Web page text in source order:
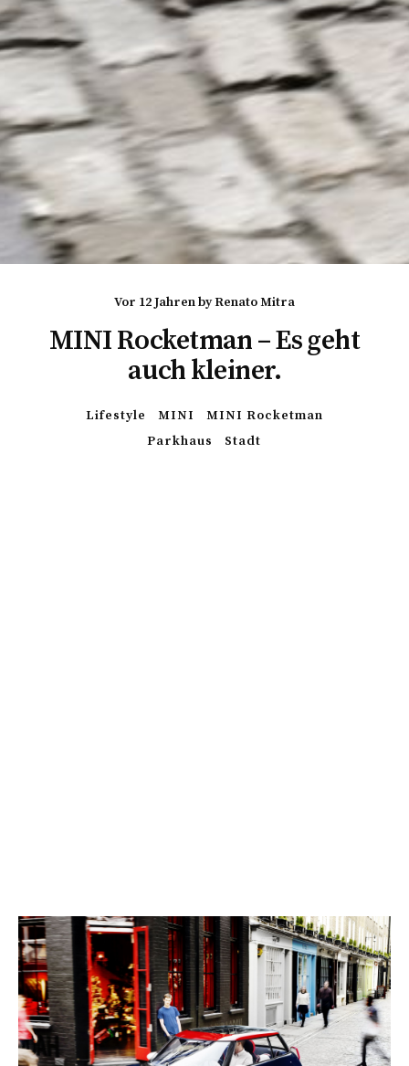
vor 12 JahrenbyRenato Mitra
MINI Rocketman – Es geht
auch kleiner.
Lifestyle MINI
MINI Rocketman
Parkhaus
Stadt